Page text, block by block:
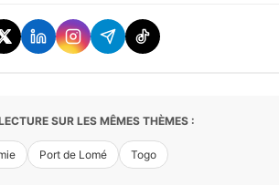
SUR LES MÊMES THÈMES :
Port de Lomé Togo